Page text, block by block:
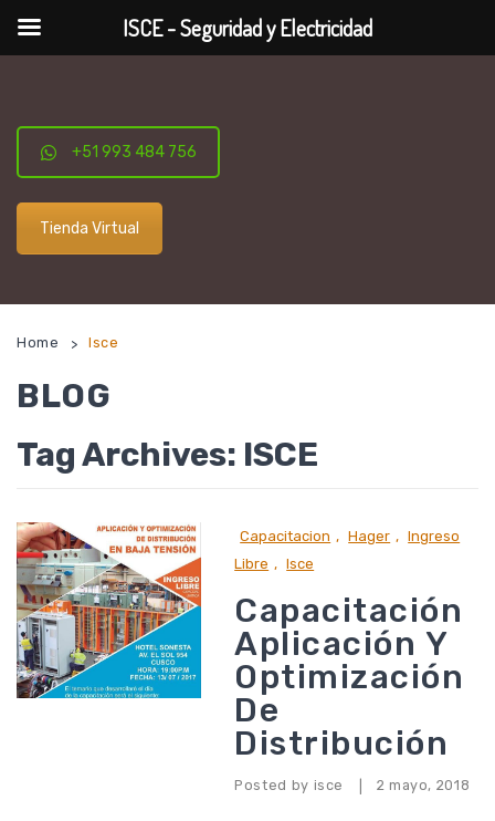
+51 993 484 756
Tienda Virtual
Home > Isce
BLOG
Tag Archives: ISCE
Capacitacion , Hager , Ingreso
Libre , Isce
Capacitación
Aplicación Y
Optimización
De
Distribución
Posted by isce 2 mayo, 2018
ISCE - Seguridad y Electricidad